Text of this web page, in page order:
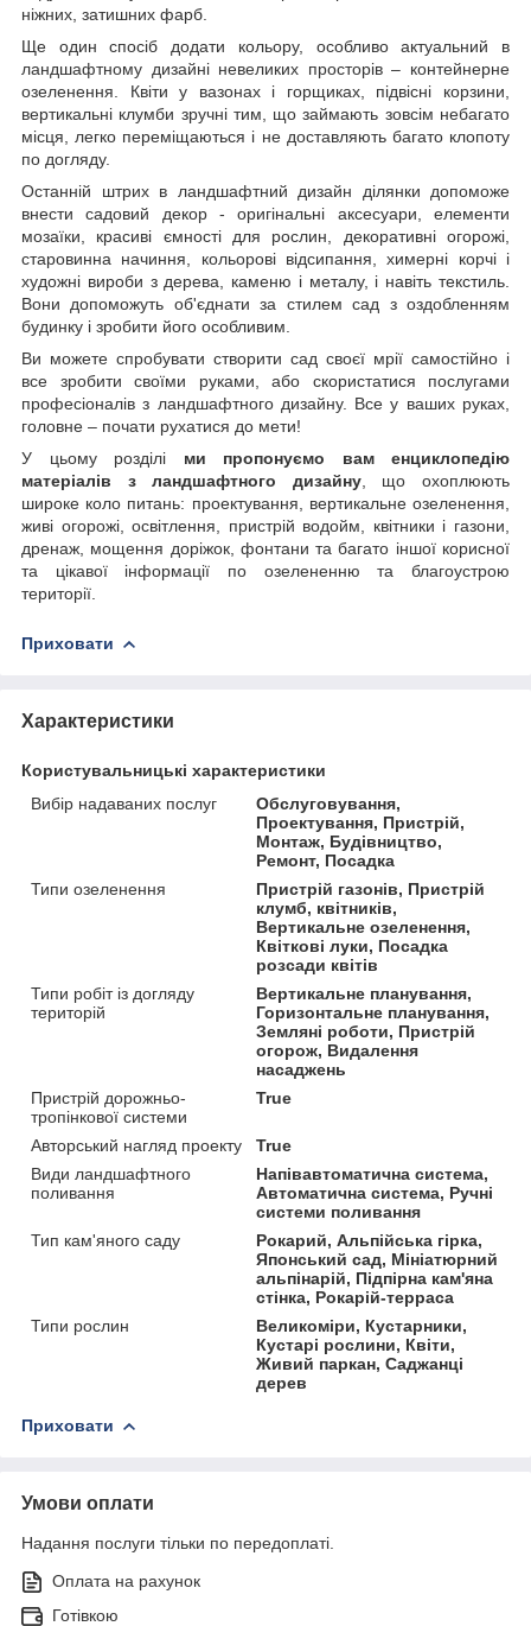
ніжних, затишних фарб.
Ще один спосіб додати кольору, особливо актуальний в
ландшафтному дизайні невеликих просторів – контейнерне
озеленення. Квіти у вазонах і горщиках, підвісні корзини,
вертикальні клумби зручні тим, що займають зовсім небагато
місця, легко переміщаються і не доставляють багато клопоту
по догляду.
Останній штрих в ландшафтний дизайн ділянки допоможе
внести садовий декор - оригінальні аксесуари, елементи
мозаїки, красиві ємності для рослин, декоративні огорожі,
старовинна начиння, кольорові відсипання, химерні корчі і
художні вироби з дерева, каменю і металу, і навіть текстиль.
Вони допоможуть об'єднати за стилем сад з оздобленням
будинку і зробити його особливим.
Ви можете спробувати створити сад своєї мрії самостійно і
все зробити своїми руками, або скористатися послугами
професіоналів з ландшафтного дизайну. Все у ваших руках,
головне – почати рухатися до мети!
У цьому розділі ми пропонуємо вам енциклопедію
матеріалів з ландшафтного дизайну, що охоплюють
широке коло питань: проектування, вертикальне озеленення,
живі огорожі, освітлення, пристрій водойм, квітники і газони,
дренаж, мощення доріжок, фонтани та багато іншої корисної
та цікавої інформації по озелененню та благоустрою
території.
Приховати
Характеристики
Користувальницькі характеристики
Вибір надаваних послуг
Обслуговування,
Проектування, Пристрій,
Монтаж, Будівництво,
Ремонт, Посадка
Типи озеленення
Пристрій газонів, Пристрій
клумб, квітників,
Вертикальне озеленення,
Квіткові луки, Посадка
розсади квітів
Типи робіт із догляду
територій
Вертикальне планування,
Горизонтальне планування,
Земляні роботи, Пристрій
огорож, Видалення
насаджень
Пристрій дорожньо-
тропінкової системи
True
Авторський нагляд проекту
True
Види ландшафтного
поливання
Напівавтоматична система,
Автоматична система, Ручні
системи поливання
Тип кам'яного саду
Рокарий, Альпійська гірка,
Японський сад, Мініатюрний
альпінарій, Підпірна кам'яна
стінка, Рокарій-терраса
Типи рослин
Великоміри, Кустарники,
Кустарі рослини, Квіти,
Живий паркан, Саджанці
дерев
Приховати
Умови оплати
Надання послуги тільки по передоплаті.
Оплата на рахунок
Готівкою